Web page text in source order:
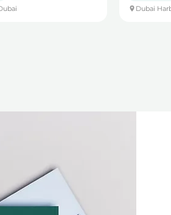
Dubai